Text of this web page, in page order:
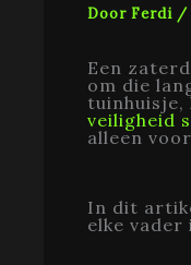
Door Ferdi /
Een
om die
tuinhuisje,
veiligheid
alleen
In dit
elke vader